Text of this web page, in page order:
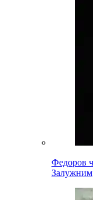
Федоров
Залужним